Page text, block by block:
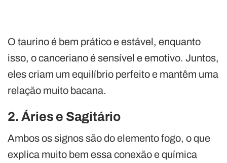
O taurino é bem prático e estável, enquanto
isso, o canceriano é sensível e emotivo. Juntos,
eles criam um equilíbrio perfeito e mantêm uma
relação muito bacana.
2. Áries e Sagitário
Ambos os signos são do elemento fogo, o que
explica muito bem essa conexão e química